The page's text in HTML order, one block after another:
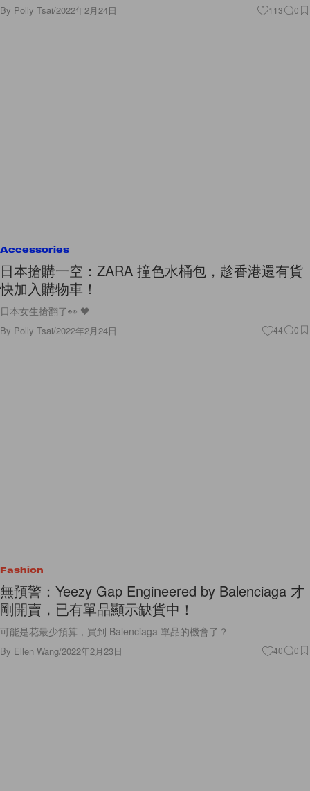
By Polly Tsai/2022年2月24日 113 0
Accessories
日本搶購一空：ZARA 撞色水桶包，趁香港還有貨
快加入購物車！
日本女生搶翻了👀 🖤
By Polly Tsai/2022年2月24日 44 0
Fashion
無預警：Yeezy Gap Engineered by Balenciaga 才
剛開賣，已有單品顯示缺貨中！
可能是花最少預算，買到 Balenciaga 單品的機會了？
By Ellen Wang/2022年2月23日 40 0